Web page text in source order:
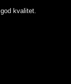
kvalitet.